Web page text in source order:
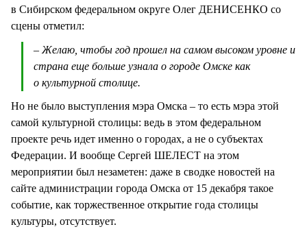
в Сибирском федеральном округе Олег ДЕНИСЕНКО со
сцены отметил:
– Желаю, чтобы год прошел на самом высоком уровне и
страна еще больше узнала о городе Омске как
о культурной столице.
Но не было выступления мэра Омска – то есть мэра этой
самой культурной столицы: ведь в этом федеральном
проекте речь идет именно о городах, а не о субъектах
Федерации. И вообще Сергей ШЕЛЕСТ на этом
мероприятии был незаметен: даже в сводке новостей на
сайте администрации города Омска от 15 декабря такое
событие, как торжественное открытие года столицы
культуры, отсутствует.